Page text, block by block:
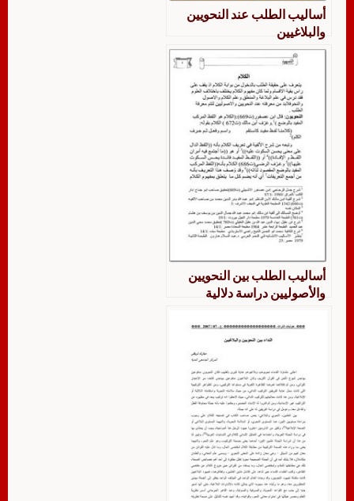
أساليب الطلب عند النحويين
والبلاغيين
أساليب الطلب بين النحويين
والأصوليين دراسة دلالية